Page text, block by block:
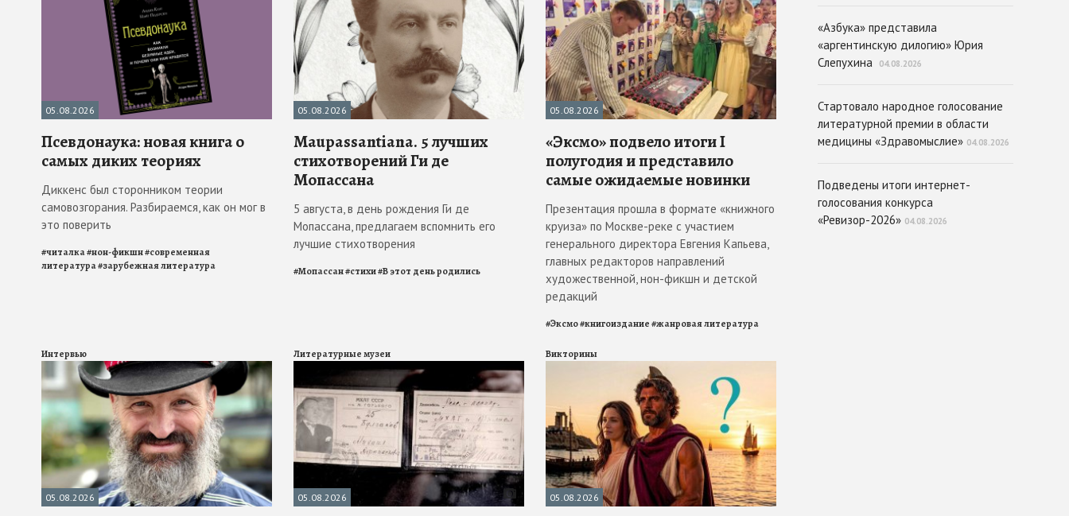
05.08.2026
Псевдонаука: новая книга о
самых диких теориях
Диккенс был сторонником теории
самовозгорания. Разбираемся, как он мог в
это поверить
#читалка#нон-фикшн#современная
литература#зарубежная литература
05.08.2026
Maupassantiana. 5 лучших
стихотворений Ги де
Мопассана
5 августа, в день рождения Ги де
Мопассана, предлагаем вспомнить его
лучшие стихотворения
#Мопассан#стихи#В этот день родились
05.08.2026
«Эксмо» подвело итоги I
полугодия и представило
самые ожидаемые новинки
Презентация прошла в формате «книжного
круиза» по Москве-реке с участием
генерального директора Евгения Капьева,
главных редакторов направлений
художественной, нон-фикшн и детской
редакций
#Эксмо#книгоиздание#жанровая литература
Интервью
05.08.2026
Литературные музеи
05.08.2026
Викторины
05.08.2026
«Азбука» представила
«аргентинскую дилогию» Юрия
Слепухина
04.08.2026
Стартовало народное голосование
литературной премии в области
медицины «Здравомыслие» 04.08.2026
Подведены итоги интернет-
голосования конкурса
«Ревизор-2026» 04.08.2026